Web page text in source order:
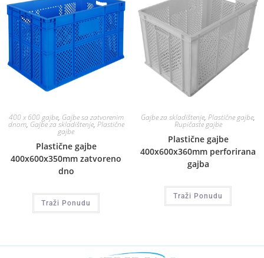
400 x 600 gajbe, Gajbe sa zatvorenim
dnom, Gajbe za skladištenje, Plastične
gajbe
Plastične gajbe
400x600x350mm zatvoreno
dno
Traži Ponudu
Gajbe za skladištenje, Plastične gajbe,
Rupičaste gajbe
Plastične gajbe
400x600x360mm perforirana
gajba
Traži Ponudu